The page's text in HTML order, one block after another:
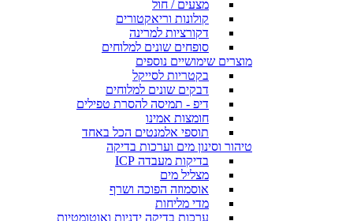
מצעים / חול
קולונות וריאקטורים
דקורציות למרינה
סופחים שונים למלוחים
מוצרים שימושיים נוספים
בקטריות לסייקל
דבקים שונים למלוחים
דיפ - תמיסה להסרת טפילים
חומצות אמינו
תוספי אלמנטים הכל באחד
טיהור וסינון מים וערכות בדיקה
בדיקות מעבדה ICP
מצליל מים
אוסמוזה הפוכה ושרף
מדי מליחות
ערכות בדיקה ידניות ואוטומטיות